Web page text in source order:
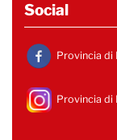
Social
Provincia di
Provincia di